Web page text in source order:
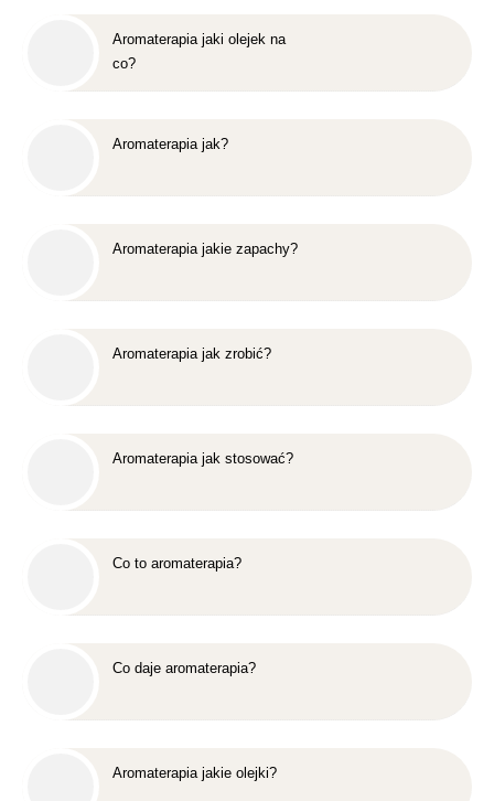
Aromaterapia jaki olejek na
co?
Aromaterapia jak?
Aromaterapia jakie zapachy?
Aromaterapia jak zrobić?
Aromaterapia jak stosować?
Co to aromaterapia?
Co daje aromaterapia?
Aromaterapia jakie olejki?